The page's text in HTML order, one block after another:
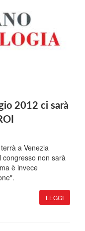
2012 ci sarà
a Venezia
congresso non sarà
è invece
LEGGI